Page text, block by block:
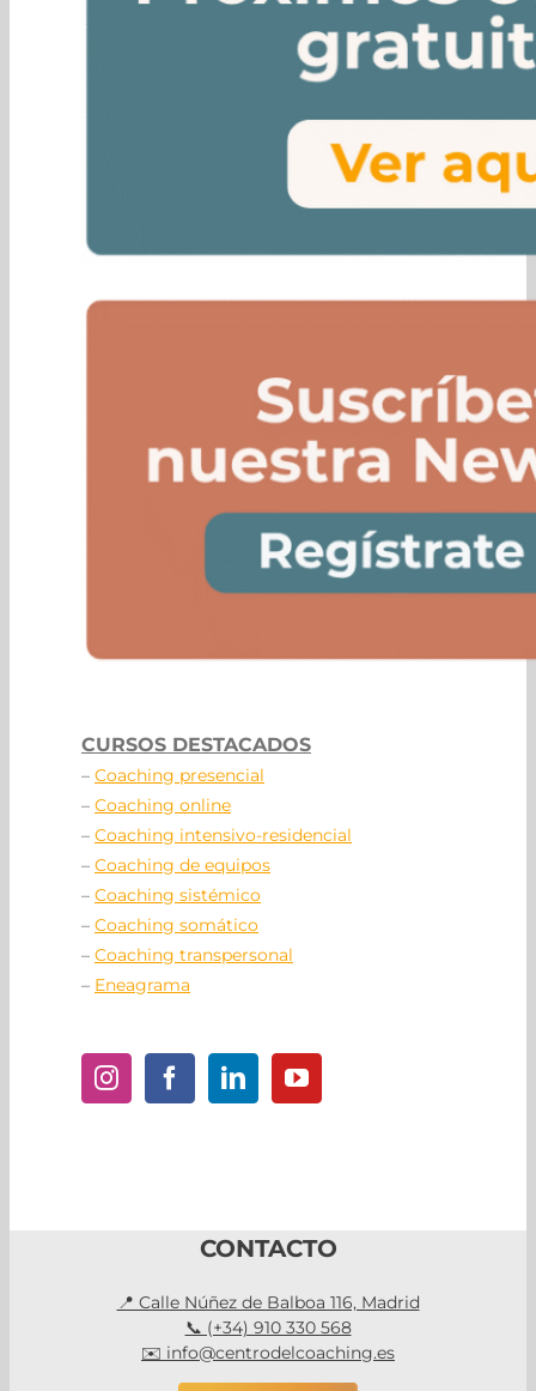
CURSOS DESTACADOS
– Coaching presencial
– Coaching online
– Coaching intensivo-residencial
– Coaching de equipos
– Coaching sistémico
– Coaching somático
– Coaching transpersonal
– Eneagrama
CONTACTO
📍 Calle Núñez de Balboa 116, Madrid
📞 (+34) 910 330 568
✉️ info@centrodelcoaching.es